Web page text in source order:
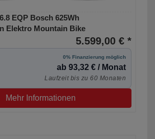
EQP Bosch 625Wh
Elektro Mountain Bike
5.599,00 € *
0% Finanzierung möglich
ab 93,32 € / Monat
Laufzeit bis zu 60 Monaten
Mehr Informationen